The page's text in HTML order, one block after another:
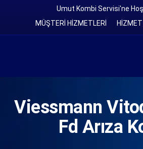
Umut Kombi Servisi'ne
MÜŞTERİ HİZMETLERİ
Viessmann
Fd Arıza